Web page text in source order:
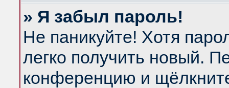
» Я забыл пароль!
Не паникуйте! Хотя
легко получить новый.
конференцию и